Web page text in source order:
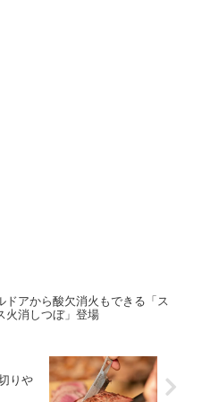
ドアから酸欠消火もできる「ス
火消しつぼ」登場
りや